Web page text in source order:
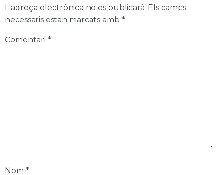
L'adreça electrònica no es publicarà. Els camps
necessaris estan marcats amb *
Comentari *
Nom *